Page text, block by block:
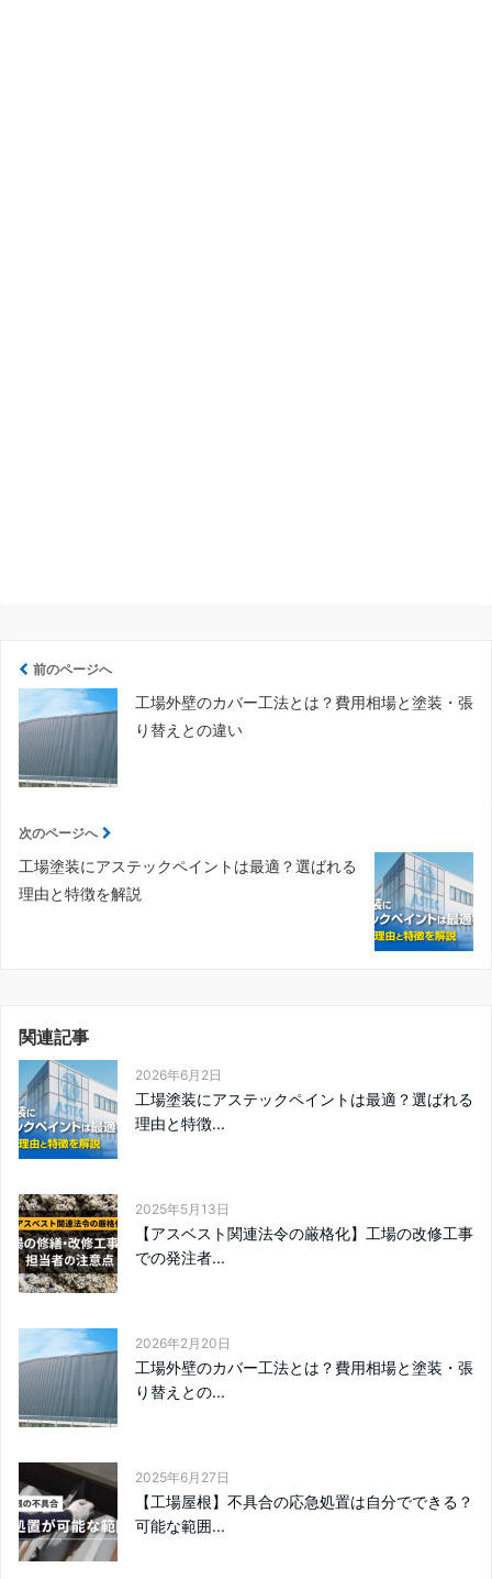
前のページへ
工場外壁のカバー工法とは？費用相場と塗装・張
り替えとの違い
次のページへ
工場塗装にアステックペイントは最適？選ばれる
理由と特徴を解説
関連記事
2026年6月2日
工場塗装にアステックペイントは最適？選ばれる
理由と特徴...
2025年5月13日
【アスベスト関連法令の厳格化】工場の改修工事
での発注者...
2026年2月20日
工場外壁のカバー工法とは？費用相場と塗装・張
り替えとの...
2025年6月27日
【工場屋根】不具合の応急処置は自分でできる？
可能な範囲...